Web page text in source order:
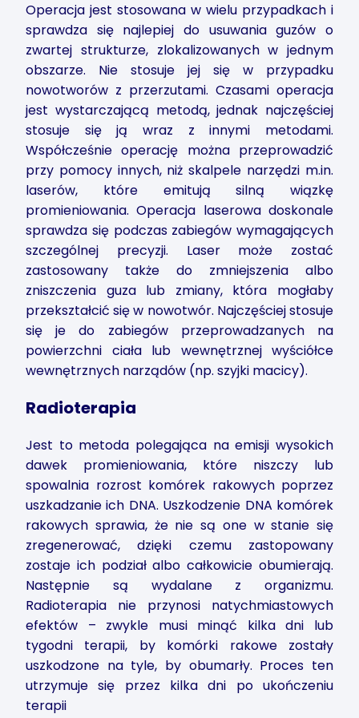
Operacja jest stosowana w wielu przypadkach i
sprawdza się najlepiej do usuwania guzów o
zwartej strukturze, zlokalizowanych w jednym
obszarze. Nie stosuje jej się w przypadku
nowotworów z przerzutami. Czasami operacja
jest wystarczającą metodą, jednak najczęściej
stosuje się ją wraz z innymi metodami.
Współcześnie operację można przeprowadzić
przy pomocy innych, niż skalpele narzędzi m.in.
laserów, które emitują silną wiązkę
promieniowania. Operacja laserowa doskonale
sprawdza się podczas zabiegów wymagających
szczególnej precyzji. Laser może zostać
zastosowany także do zmniejszenia albo
zniszczenia guza lub zmiany, która mogłaby
przekształcić się w nowotwór. Najczęściej stosuje
się je do zabiegów przeprowadzanych na
powierzchni ciała lub wewnętrznej wyściółce
wewnętrznych narządów (np. szyjki macicy).
Radioterapia
Jest to metoda polegająca na emisji wysokich
dawek promieniowania, które niszczy lub
spowalnia rozrost komórek rakowych poprzez
uszkadzanie ich DNA. Uszkodzenie DNA komórek
rakowych sprawia, że nie są one w stanie się
zregenerować, dzięki czemu zastopowany
zostaje ich podział albo całkowicie obumierają.
Następnie są wydalane z organizmu.
Radioterapia nie przynosi natychmiastowych
efektów – zwykle musi minąć kilka dni lub
tygodni terapii, by komórki rakowe zostały
uszkodzone na tyle, by obumarły. Proces ten
utrzymuje się przez kilka dni po ukończeniu
terapii